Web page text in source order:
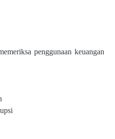
penggunaan keuangan